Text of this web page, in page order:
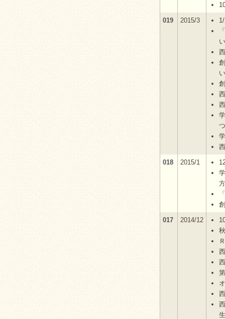
019 2015/3
018 2015/1
017 2014/12